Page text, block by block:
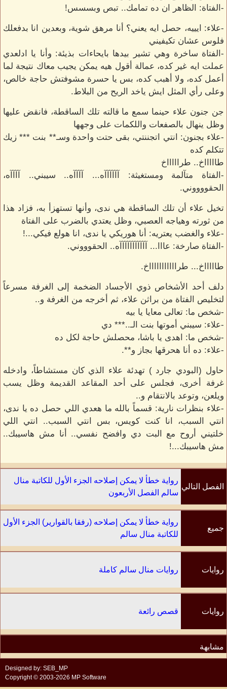
-الفتاة: الظاهر ان ده تمامك.. تبص وبسسس!
-علاء: ايييه، حصل ايه يعني؟ أنا مرهق شوية، وبعدين انا بدفعلك
فلوس عشان تكيفيني
-الفتاة ساخرة وهي تشير بيدها بايحاءات بذيئة: وأنا يا ادلعدي
عملت ايه غير كده، عمالة أقول هيه يمكن يجيب معاك نتيجة لما
أعمل كده، ولا أهبب كده، بس يا حسرة مشوفتش حاجة خالص،
وعلى رأي المثل ايش ياخد الريح من البلاط.
جن جنون علاء حينما سمع ما قالته تلك الساقطة، فانقض عليها
وظل ينهال بالصفعات واللكمات على وجهها
-علاء بجنون: انتي اتجننتي، بقى حتت واحدة وسـ** بنت *** زيك
تتكلم كده
طاااااخ.. طراااااخ
-الفتاة متآلمة ومستغيثة: آآآآآآه... آآآآه.. سيبني.. آآآآه،
الحقووووني.
تخيل علاء أن تلك الساقطة هي ندى، وأنها تستهزأ به، فزاد هذا
من ثورته وهياجه العصبي، وظل يعتدي بالضرب على الفتاة
-علاء والغضب يعتريه: أنا هوريكي يا ندى، انا هولع فيكي...!
-الفتاة صارخة: عااا... آآآآآآآآآآآه.. الحقوووني.
طاااااخ... طراااااااااااخ.
دلف أحد الأشخاص ذوي الأجساد الضخمة إلى الغرفة مسرعاً
لتخليص الفتاة من براثن علاء، ثم أخرجه من الغرفة و..
-شخص ما: تعالى معايا يا بيه
-علاء: سيبني أموتها بنت الـ..*** دي
-شخص ما: اهدى يا باشا، محصلش حاجة لكل ده
-علاء: ده أنا هحرقها بجاز و**.
حاول (البودي جارد ) تهدئة علاء الذي كان مستشاطاً، وادخله
غرفة أخرى، فجلس على أحد المقاعد القديمة وظل يسب
ويلعن، وتوعد بالانتقام و..
-علاء بنظرات نارية: قسماً بالله ما هعدي اللي حصل ده يا ندى،
انتي السبب، انا كنت كويس، بس انتي السبب.. انتي اللي
خلتيني أروح مع البت دي وافضح نفسي.. أنا مش هاسيبك..
مش هاسيبك...!
الفصل التالي
رواية خطأ لا يمكن إصلاحه الجزء الأول للكاتبة منال
سالم الفصل الأربعون
جميع
رواية خطأ لا يمكن إصلاحه (رفقا بالقوارير) الجزء الأول
للكاتبة منال سالم
روايات روايات منال سالم كاملة
روايات
مشابهة
قصص رائعة
Designed by: SEB_MP
Copyright © 2003-2026 MP Software